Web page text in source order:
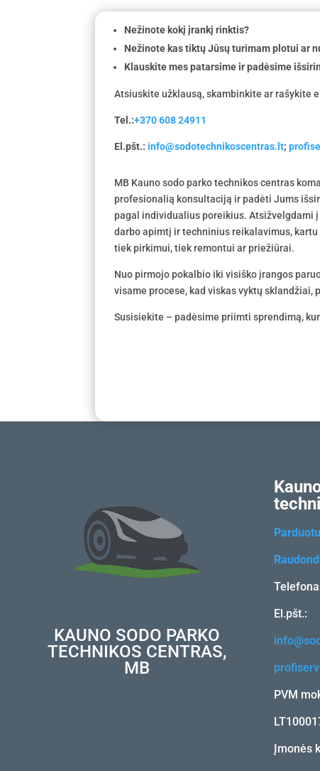
Nežinote kokį įrankį rinktis?
Nežinote kas tiktų Jūsų turimam plotui ar
Klauskite mes patarsime ir padėsime
Atsiuskite užklausą, skambinkite ar rašykite
Tel.:+370 608 24911
El.pšt.:info@sodotechnikoscentras.lt;
MB Kauno sodo parko technikos centras
profesionalią konsultaciją ir padėti Jums
pagal individualius poreikius. Atsižvelgdami
darbo apimtį ir techninius reikalavimus,
tiek pirkimui, tiek remontui ar priežiūrai.
Nuo pirmojo pokalbio iki visiško įrangos
visame procese, kad viskas vyktų sklandžiai,
Susisiekite – padėsime priimti sprendimą,
KAUNO SODO PARKO
TECHNIKOS CENTRAS,
MB
El.pšt.:
PVM
Įmonės